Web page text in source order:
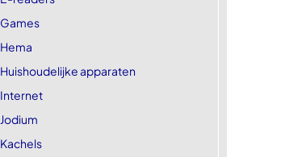
Games
Hema
Huishoudelijke apparaten
Internet
Jodium
Kachels